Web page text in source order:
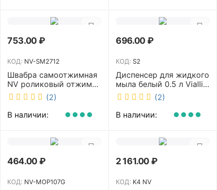
753.00₽
КОД: NV-SM2712
Швабра самоотжимная
NV роликовый отжим
насадка PVA 27 см
телескопическая
рукоятка 70-125 см NV-
SM2712
(2)
В наличии:
696.00₽
КОД: S2
Диспенсер для жидкого
мыла белый 0.5 л Vialli
S2
(2)
В наличии:
464.00₽
КОД: NV-MOP107G
2 161.00₽
КОД: K4 NV